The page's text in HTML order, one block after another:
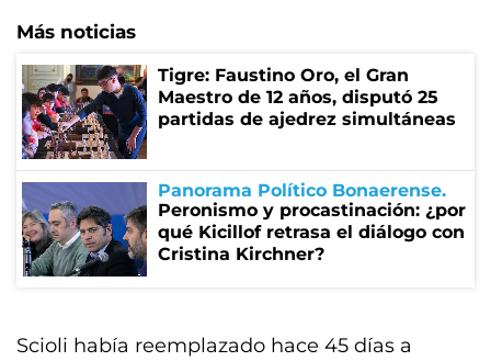
Más noticias
Tigre: Faustino Oro, el Gran
Maestro de 12 años, disputó 25
partidas de ajedrez simultáneas
Panorama Político Bonaerense
Peronismo y procastinación: ¿por
qué Kicillof retrasa el diálogo con
Cristina Kirchner?
Scioli había reemplazado hace 45 días a